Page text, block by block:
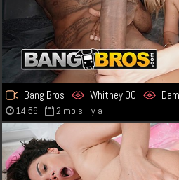
Bang Bros Whitney OC
14:59 2 mois il y a